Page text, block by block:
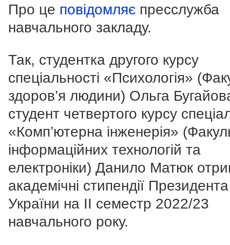
Про це повідомляє пресслужба
навчального закладу.
Так, студентка другого курсу
спеціальності «Психологія»
здоров’я людини) Ольга
студент четвертого курсу
«Комп’ютерна інженерія»
інформаційних технологій та
електроніки) Данило Матюк
академічні стипендії Президента
України на ІІ семестр 2022/23
навчального року.